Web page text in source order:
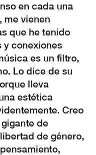
en cada una
me vienen
que he tenido
y conexiones
es un filtro,
Lo dice de su
lleva
estética
Creo
de
de género,